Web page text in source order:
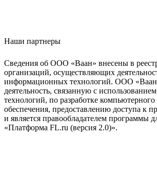
Наши партнеры
Сведения об ООО «Ваан» внесены в
организаций, осуществляющих
информационных технологий. ООО
деятельность, связанную с
технологий, по разработке
обеспечения, предоставлению доступа к
и является правообладателем программы
«Платформа FL.ru (версия 2.0)».